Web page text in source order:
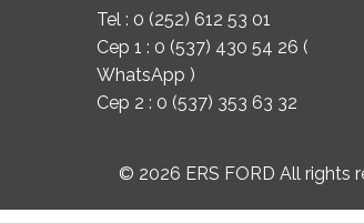
Tel : 0 (252) 612 53 01
Cep 1 : 0 (537) 430 54 26 (
WhatsApp )
Cep 2 : 0 (537) 353 63 32
© 2026 ERS FORD All rights